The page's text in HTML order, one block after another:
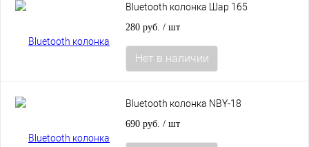
Bluetooth колонка Шар 165
280 руб. / шт
Нет в наличии
Bluetooth колонка NBY-18
690 руб. / шт